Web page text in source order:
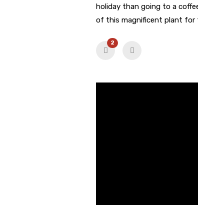
holiday than going to a
of this magnificent plant for
2